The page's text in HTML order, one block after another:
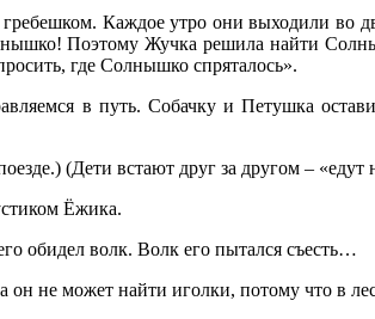
Каждое утро они выходили во
Поэтому Жучка решила найти
где Солнышко спряталось».
в путь. Собачку и Петушка
(Дети встают друг за другом – «едут
Ёжика.
обидел волк. Волк его пытался съесть…
не может найти иголки, потому что в